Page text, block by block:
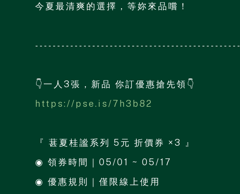
今夏最清爽的選擇，等妳來品嚐！
-----------------------------------------------
👇一人3張，新品 你訂優惠搶先領👇
https://pse.is/7h3b82
『 葚夏桂謐系列 5元 折價券 ×3 』
◉ 領券時間｜05/01 ~ 05/17
◉ 優惠規則｜僅限線上使用